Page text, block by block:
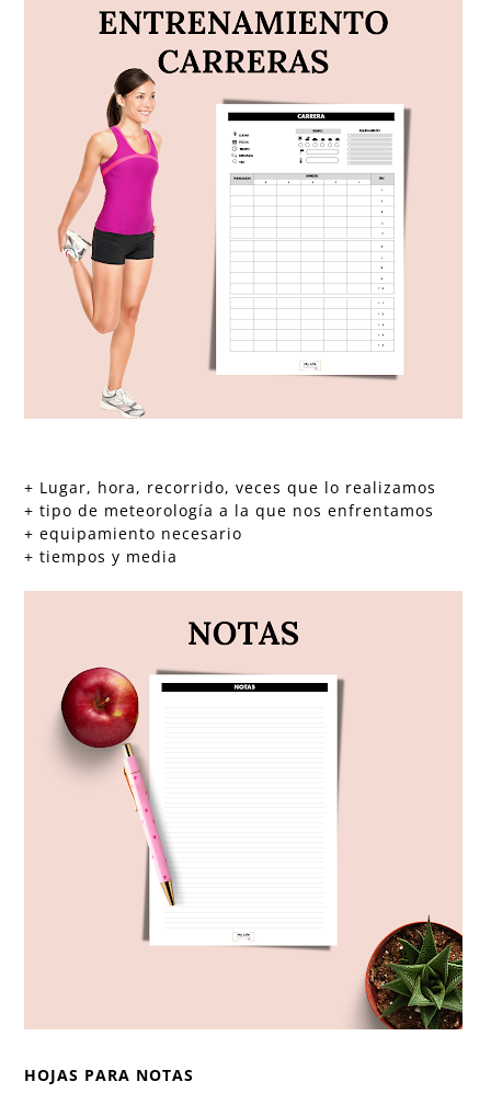
+ Lugar, hora, recorrido, veces que lo realizamos
+ tipo de meteorología a la que nos enfrentamos
+ equipamiento necesario
+ tiempos y media
HOJAS PARA NOTAS